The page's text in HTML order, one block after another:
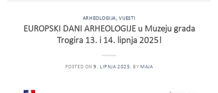
ARHEOLOGIJA,VIJESTI
EUROPSKI DANI ARHEOLOGIJE u Muzeju grada
Trogira 13. i 14. lipnja 2025!
POSTED ON9. LIPNJA 2025. BY MAJA